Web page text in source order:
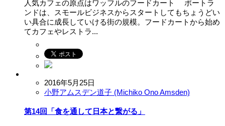
人気カフェの原点はワッフルのフードカート ポートラ
ンドは、スモールビジネスからスタートしてもちょうどい
い具合に成長していける街の規模。フードカートから始め
てカフェやレストラ...
2016年5月25日
小野アムスデン道子 (Michiko Ono Amsden)
第14回「食を通して日本と繋がる」